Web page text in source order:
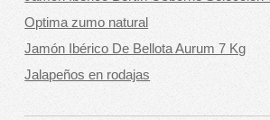
Optima zumo natural
Jamón Ibérico De Bellota Aurum 7 Kg
Jalapeños en rodajas